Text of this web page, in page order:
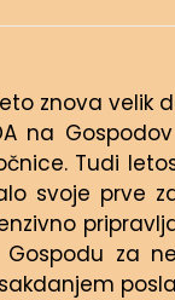
znova velik
na
Tudi
svoje prve
Gospodu za